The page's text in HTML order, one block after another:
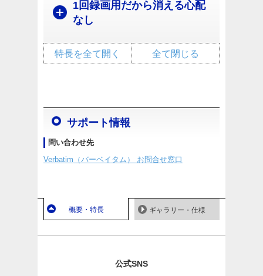
1回録画用だから消える心配
なし
全て閉じる
特長を全て開く
サポート情報
問い合わせ先
Verbatim（バーベイタム） お問合せ窓口
概要・特長 ギャラリー・仕様
公式SNS